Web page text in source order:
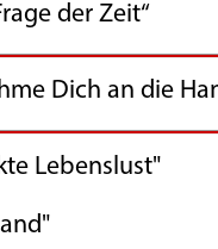
der Zeit“
an die Hand